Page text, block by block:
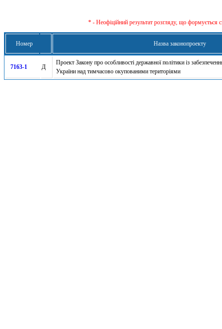
* - Неофіційний результат розгляду, що формується
Номер Назва законопроекту
7163-1 Д
Проект Закону про особливості державної політики із
України над тимчасово окупованими територіями